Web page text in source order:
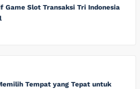
Game Slot Transaksi Tri Indonesia
Tempat yang Tepat untuk